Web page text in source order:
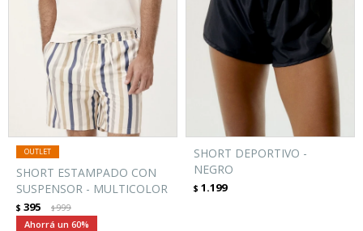
SHORT ESTAMPADO CON
SUSPENSOR - MULTICOLOR
$ 395 $999
60
SHORT DEPORTIVO -
NEGRO
$ 1.199